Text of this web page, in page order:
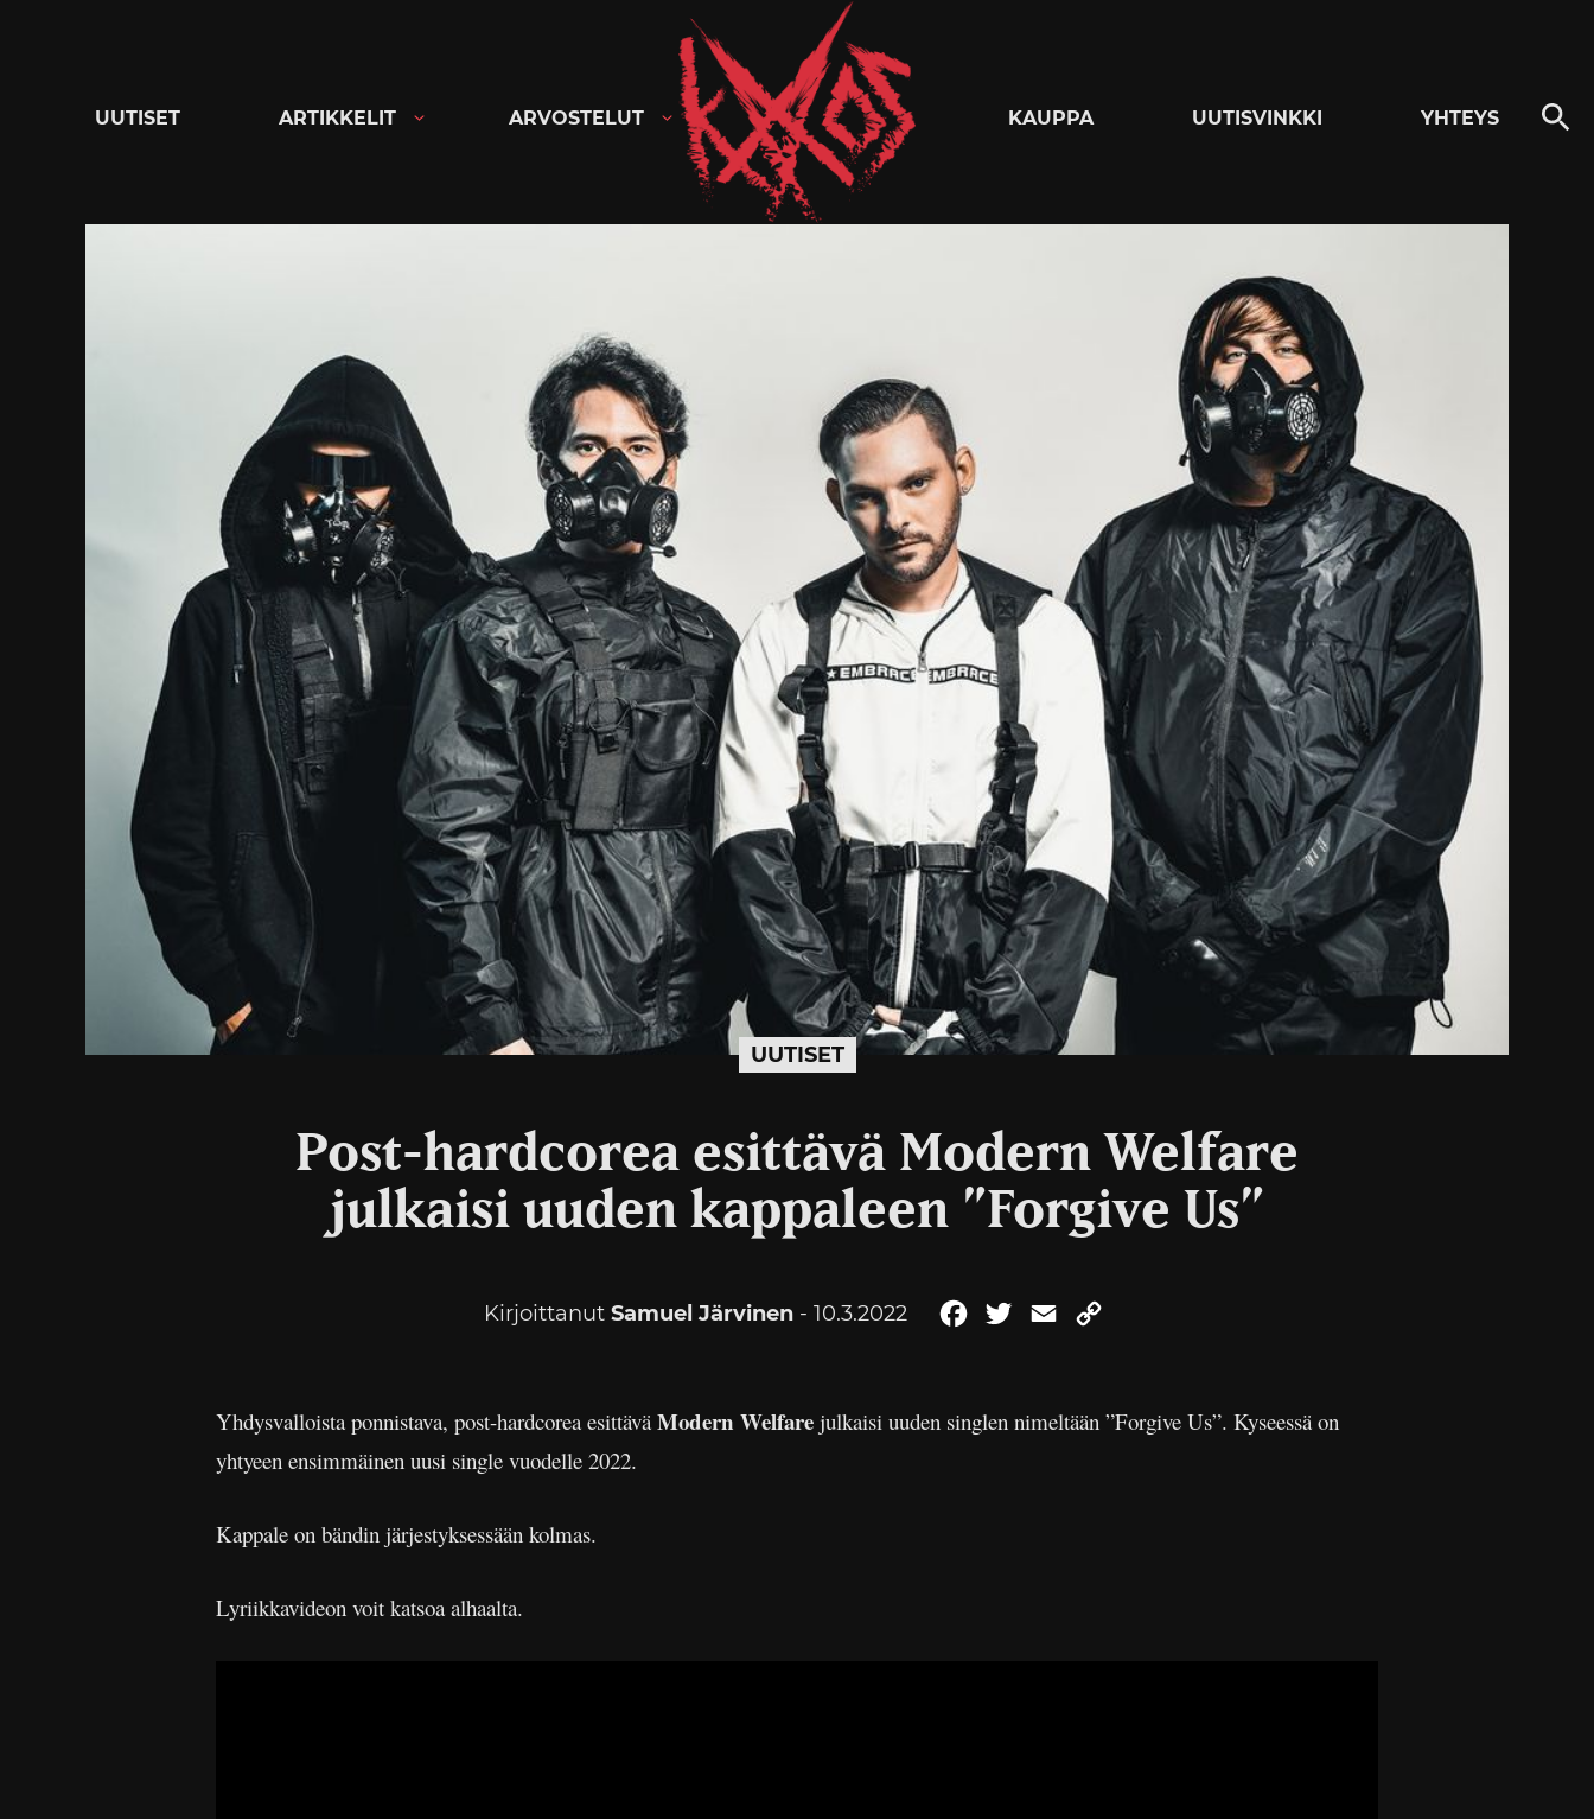
Kaaoszine
UUTISET ARTIKKELIT ARVOSTELUT KAUPPA UUTISVINKKI YHTEYS
UUTISET
Post-hardcorea esittävä Modern Welfare
julkaisi uuden kappaleen ”Forgive Us”
Kirjoittanut Samuel Järvinen- 10.3.2022 FacebookTwitterEmail
Yhdysvalloista ponnistava, post-hardcorea esittäväModern Welfare julkaisi uuden singlen nimeltään ”Forgive Us”. Kyseessä on
yhtyeen ensimmäinen uusi single vuodelle 2022.
Kappale on bändin järjestyksessään kolmas.
Lyriikkavideon voit katsoa alhaalta.